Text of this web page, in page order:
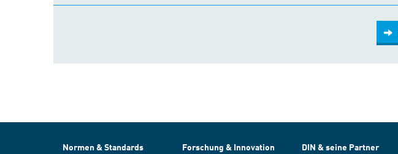
Normen & Standards Forschung & Innovation DIN & seine Partner